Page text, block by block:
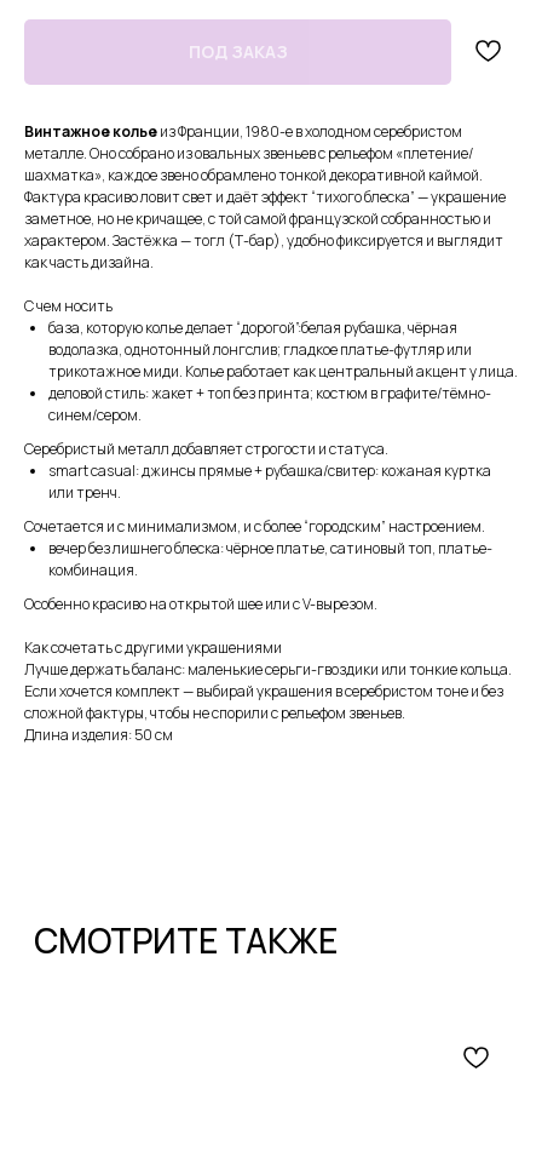
Винтажное кольеиз Франции, 1980-е в холодном серебристом
металле. Оно собрано из овальных звеньев с рельефом «плетение/
шахматка», каждое звено обрамлено тонкой декоративной каймой.
Фактура красиво ловит свет и даёт эффект “тихого блеска” — украшение
заметное, но не кричащее, с той самой французской собранностью и
характером. Застёжка — тогл (Т-бар), удобно фиксируется и выглядит
как часть дизайна.
С чем носить
база, которую колье делает “дорогой”:белая рубашка, чёрная
водолазка, однотонный лонгслив; гладкое платье-футляр или
трикотажное миди. Колье работает как центральный акцент у лица.
деловой стиль: жакет + топ без принта; костюм в графите/тёмно-
синем/сером.
Серебристый металл добавляет строгости и статуса.
smart casual: джинсы прямые + рубашка/свитер: кожаная куртка
или тренч.
Сочетается и с минимализмом, и с более “городским” настроением.
вечер без лишнего блеска: чёрное платье, сатиновый топ, платье-
комбинация.
Особенно красиво на открытой шее или с V-вырезом.
Как сочетать с другими украшениями
Лучше держать баланс: маленькие серьги-гвоздики или тонкие кольца.
Если хочется комплект — выбирай украшения в серебристом тоне и без
сложной фактуры, чтобы не спорили с рельефом звеньев.
Длина изделия: 50 см
СМОТРИТЕ ТАКЖЕ